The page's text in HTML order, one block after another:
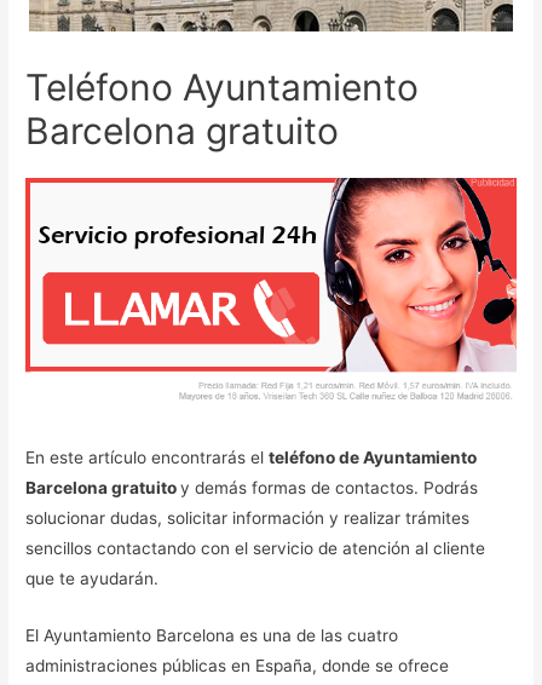
Teléfono Ayuntamiento
Barcelona gratuito
En este artículo encontrarás elteléfono de Ayuntamiento
Barcelona gratuitoy demás formas de contactos. Podrás
solucionar dudas, solicitar información y realizar trámites
sencillos contactando con el servicio de atención al cliente
que te ayudarán.
El Ayuntamiento Barcelona es una de las cuatro
administraciones públicas en España, donde se ofrece